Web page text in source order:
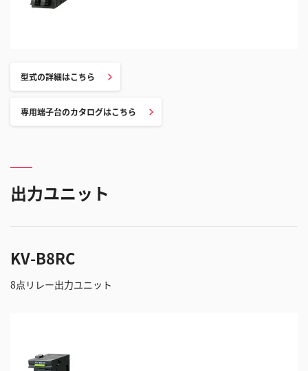
型式の詳細はこちら
専用端子台のカタログはこちら
出力ユニット
KV-B8RC
8点リレー出力ユニット